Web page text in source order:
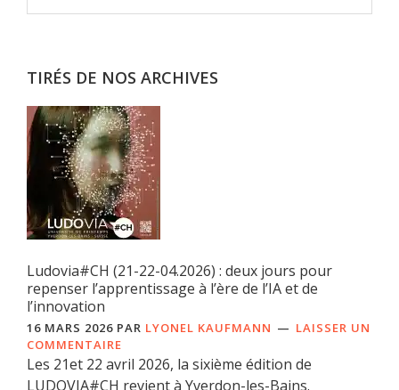
TIRÉS DE NOS ARCHIVES
Ludovia#CH (21-22-04.2026) : deux jours pour
repenser l’apprentissage à l’ère de l’IA et de
l’innovation
16 MARS 2026 PAR LYONEL KAUFMANN
LAISSER UN
COMMENTAIRE
Les 21et 22 avril 2026, la sixième édition de
LUDOVIA#CH revient à Yverdon-les-Bains.